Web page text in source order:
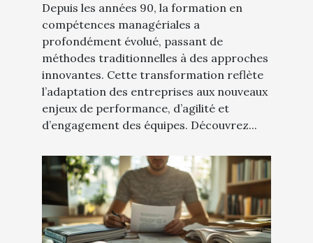
Depuis les années 90, la formation en
compétences managériales a
profondément évolué, passant de
méthodes traditionnelles à des approches
innovantes. Cette transformation reflète
l’adaptation des entreprises aux nouveaux
enjeux de performance, d’agilité et
d’engagement des équipes. Découvrez...